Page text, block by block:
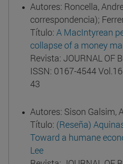
Autores: Roncella,
correspondencia);
Título:A MacIntyrean
collapse of a money
Revista: JOURNAL OF
ISSN: 0167-4544
43
Autores: Sison Galsim,
Título: (Reseña)
Toward a humane
Lee